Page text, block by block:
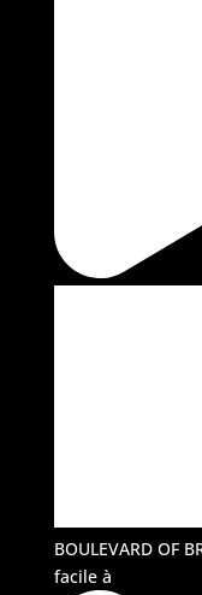
BOULEVARD OF
facile à